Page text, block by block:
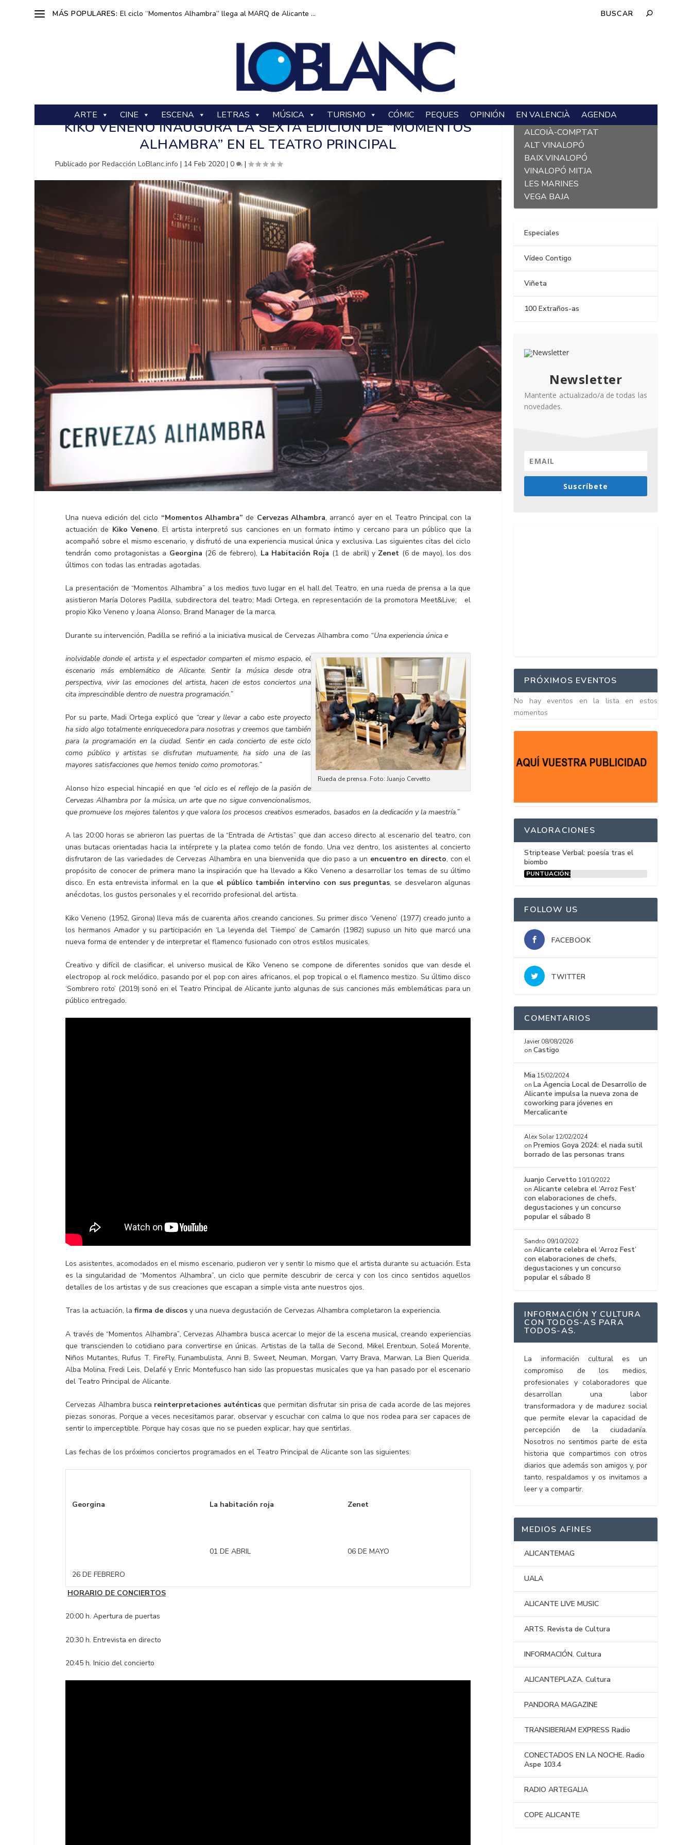
MÁS POPULARES: El ciclo “Momentos Alhambra” llega al MARQ de Alicante ...
ARTE CINE ESCENA LETRAS MÚSICA TURISMO CÓMIC PEQUES OPINIÓN EN VALENCIÀ AGENDA
KIKO VENENO INAUGURA LA SEXTA EDICIÓN DE “MOMENTOS
ALHAMBRA” EN EL TEATRO PRINCIPAL
Publicado porRedacción LoBlanc.info | 14 Feb 2020 |0 |
Una nueva edición del ciclo “Momentos Alhambra”de Cervezas Alhambra, arrancó ayer en el Teatro Principal con la
actuación de Kiko Veneno. El artista interpretó sus canciones en un formato íntimo y cercano para un público que la
acompañó sobre el mismo escenario, y disfrutó de una experiencia musical única y exclusiva. Las siguientes citas del ciclo
tendrán como protagonistas a Georgina (26 de febrero), La Habitación Roja (1 de abril) y Zenet (6 de mayo), los dos
últimos con todas las entradas agotadas.
La presentación de “Momentos Alhambra” a los medios tuvo lugar en el hall del Teatro, en una rueda de prensa a la que
asistieron María Dolores Padilla, subdirectora del teatro; Madi Ortega, en representación de la promotora Meet&Live; el
propio Kiko Veneno y Joana Alonso, Brand Manager de la marca.
Durante su intervención, Padilla se refirió a la iniciativa musical de Cervezas Alhambra como “Una experiencia única e
Rueda de prensa. Foto: Juanjo Cervetto
inolvidable donde el artista y el espectador comparten el mismo espacio, el
escenario más emblemático de Alicante. Sentir la música desde otra
perspectiva, vivir las emociones del artista, hacen de estos conciertos una
cita imprescindible dentro de nuestra programación.”
Por su parte, Madi Ortega explicó que “crear y llevar a cabo este proyecto
ha sido algo totalmente enriquecedora para nosotras y creemos que también
para la programación en la ciudad. Sentir en cada concierto de este ciclo
como público y artistas se disfrutan mutuamente, ha sido una de las
mayores satisfacciones que hemos tenido como promotoras.”
Alonso hizo especial hincapié en que “el ciclo es el reflejo de la pasión de
Cervezas Alhambra por la música, un arte que no sigue convencionalismos,
que promueve los mejores talentos y que valora los procesos creativos esmerados, basados en la dedicación y la maestría.”
A las 20:00 horas se abrieron las puertas de la “Entrada de Artistas” que dan acceso directo al escenario del teatro, con
unas butacas orientadas hacia la intérprete y la platea como telón de fondo. Una vez dentro, los asistentes al concierto
disfrutaron de las variedades de Cervezas Alhambra en una bienvenida que dio paso a un encuentro en directo, con el
propósito de conocer de primera mano la inspiración que ha llevado a Kiko Veneno a desarrollar los temas de su último
disco. En esta entrevista informal en la que el público también intervino con sus preguntas, se desvelaron algunas
anécdotas, los gustos personales y el recorrido profesional del artista.
Kiko Veneno (1952, Girona) lleva más de cuarenta años creando canciones. Su primer disco ‘Veneno’ (1977) creado junto a
los hermanos Amador y su participación en ‘La leyenda del Tiempo’ de Camarón (1982) supuso un hito que marcó una
nueva forma de entender y de interpretar el flamenco fusionado con otros estilos musicales.
Creativo y difícil de clasificar, el universo musical de Kiko Veneno se compone de diferentes sonidos que van desde el
electropop al rock melódico, pasando por el pop con aires africanos, el pop tropical o el flamenco mestizo. Su último disco
‘Sombrero roto’ (2019) sonó en el Teatro Principal de Alicante junto algunas de sus canciones más emblemáticas para un
público entregado.
Los asistentes, acomodados en el mismo escenario, pudieron ver y sentir lo mismo que el artista durante su actuación. Esta
es la singularidad de “Momentos Alhambra”, un ciclo que permite descubrir de cerca y con los cinco sentidos aquellos
detalles de los artistas y de sus creaciones que escapan a simple vista ante nuestros ojos.
Tras la actuación, lafirma de discos y una nueva degustación de Cervezas Alhambra completaron la experiencia.
A través de “Momentos Alhambra”, Cervezas Alhambra busca acercar lo mejor de la escena musical, creando experiencias
que transcienden lo cotidiano para convertirse en únicas. Artistas de la talla de Second, Mikel Erentxun, Soleá Morente,
Niños Mutantes, Rufus T. FireFly, Funambulista, Anni B. Sweet, Neuman, Morgan, Varry Brava, Marwan, La Bien Querida.
Alba Molina, Fredi Leis, Delafé y Enric Montefusco han sido las propuestas musicales que ya han pasado por el escenario
del Teatro Principal de Alicante.
Cervezas Alhambra busca reinterpretaciones auténticasque permitan disfrutar sin prisa de cada acorde de las mejores
piezas sonoras. Porque a veces necesitamos parar, observar y escuchar con calma lo que nos rodea para ser capaces de
sentir lo imperceptible. Porque hay cosas que no se pueden explicar, hay que sentirlas.
Las fechas de los próximos conciertos programados en el Teatro Principal de Alicante son las siguientes:
Georgina
26 DE FEBRERO
La habitación roja
01 DE ABRIL
Zenet
06 DE MAYO
HORARIO DE CONCIERTOS
20:00 h. Apertura de puertas
20:30 h. Entrevista en directo
20:45 h. Inicio del concierto
L´ALACANTÍ
ALCOIÀ-COMPTAT
ALT VINALOPÓ
BAIX VINALOPÓ
VINALOPÓ MITJA
LES MARINES
VEGA BAJA
Especiales
Vídeo Contigo
Viñeta
100 Extraños-as
Newsletter
Mantente actualizado/a de todas las
novedades.
Suscríbete
PRÓXIMOS EVENTOS
No hay eventos en la lista en estos
momentos
VALORACIONES
Striptease Verbal: poesía tras el
biombo
PUNTUACIÓN:
FOLLOW US
FACEBOOK
TWITTER
COMENTARIOS
Javier 08/08/2026
onCastigo
Mia 15/02/2024
on La Agencia Local de Desarrollo de
Alicante impulsa la nueva zona de
coworking para jóvenes en
Mercalicante
Alex Solar 12/02/2024
on Premios Goya 2024: el nada sutil
borrado de las personas trans
Juanjo Cervetto 10/10/2022
onAlicante celebra el ‘Arroz Fest’
con elaboraciones de chefs,
degustaciones y un concurso
popular el sábado 8
Sandro 09/10/2022
onAlicante celebra el ‘Arroz Fest’
con elaboraciones de chefs,
degustaciones y un concurso
popular el sábado 8
INFORMACIÓN Y CULTURA
CON TODOS-AS PARA
TODOS-AS.
La información cultural es un
compromiso de los medios,
profesionales y colaboradores que
desarrollan una labor
transformadora y de madurez social
que permite elevar la capacidad de
percepción de la ciudadanía.
Nosotros no sentimos parte de esta
historia que compartimos con otros
diarios que además son amigos y, por
tanto, respaldamos y os invitamos a
leer y a compartir.
MEDIOS AFINES
ALICANTEMAG
UALA
ALICANTE LIVE MUSIC
ARTS. Revista de Cultura
INFORMACIÓN. Cultura
ALICANTEPLAZA. Cultura
PANDORA MAGAZINE
TRANSIBERIAM EXPRESS Radio
CONECTADOS EN LA NOCHE. Radio
Aspe 103.4
RADIO ARTEGALIA
COPE ALICANTE